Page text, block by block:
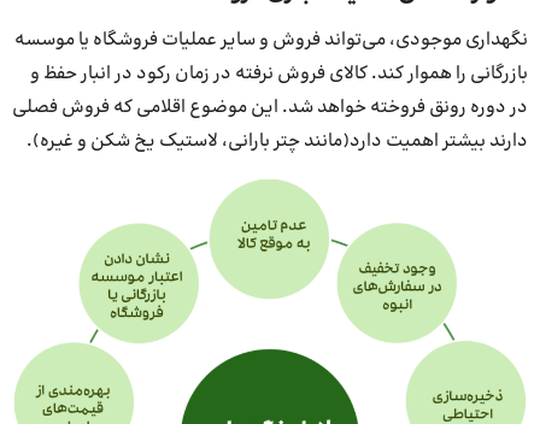
نگهداری موجودی، می‌تواند فروش و سایر عملیات فروشگاه یا موسسه
بازرگانی را هموار کند. کالای فروش نرفته در زمان رکود در انبار حفظ و
در دوره رونق فروخته خواهد شد. این موضوع اقلامی که فروش فصلی
دارند بیشتر اهمیت دارد(مانند چتر بارانی، لاستیک یخ شکن و غیره).